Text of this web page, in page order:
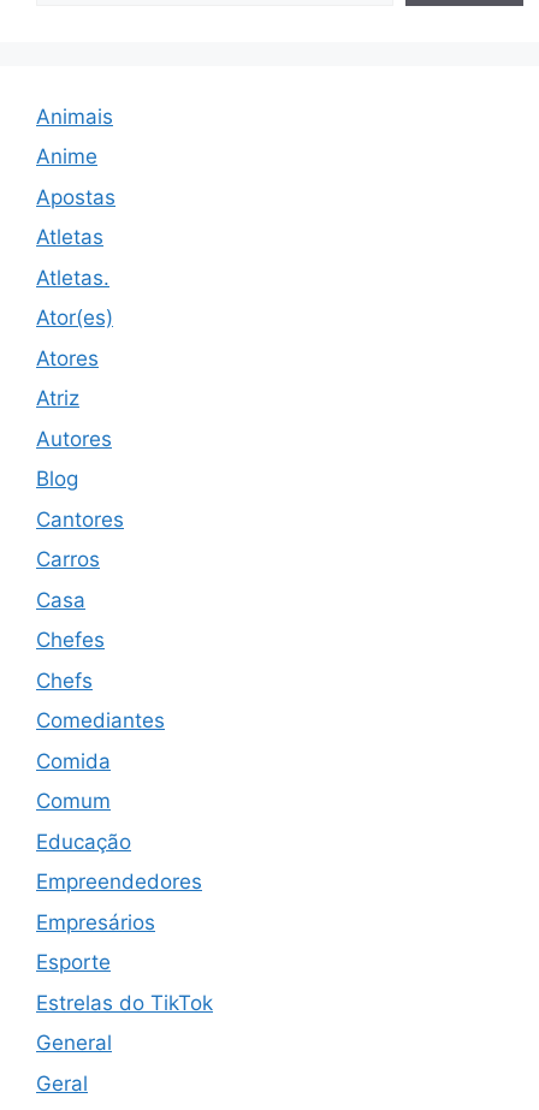
Animais
Anime
Apostas
Atletas
Atletas.
Ator(es)
Atores
Atriz
Autores
Blog
Cantores
Carros
Casa
Chefes
Chefs
Comediantes
Comida
Comum
Educação
Empreendedores
Empresários
Esporte
Estrelas do TikTok
General
Geral